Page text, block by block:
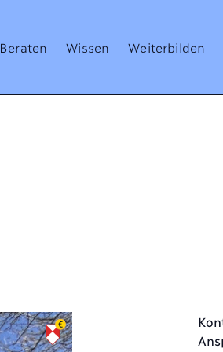
Beraten Wissen Weiterbilden